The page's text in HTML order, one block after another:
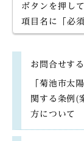
ボタンを押し
項目名に「必
お問合せす
「菊池市太
関する条例(
方について